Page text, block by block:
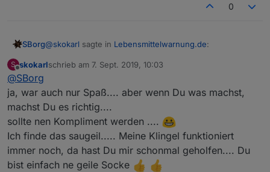
0
SBorg@skokarl sagte in Lebensmittelwarnung.de:
Danke für das Feedback :)
Adapter steht ganz weit, weit, weit und noch weiter
hinten an. Im Moment ist Trockenbau im Bad wichtiger
^^
Zwischendurch sind dann zuerst mehrere Filter und
eine Automatik für die Datenpunkte dran.
Ebenfalls schönes WE.
S
Offline
skokarlschrieb am 7. Sept. 2019, 10:03
zuletzt editiert von
@SBorg
ja, war auch nur Spaß.... aber wenn Du was machst,
machst Du es richtig....
sollte nen Kompliment werden ....
Ich finde das saugeil..... Meine Klingel funktioniert
immer noch, da hast Du mir schonmal geholfen.... Du
bist einfach ne geile Socke